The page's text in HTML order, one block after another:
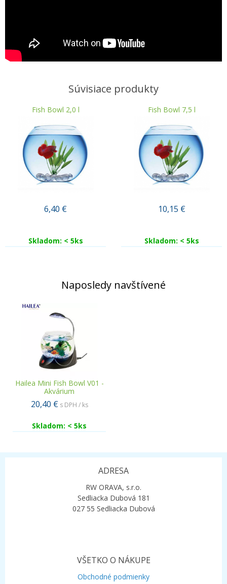
Súvisiace produkty
Fish Bowl 2,0 l
6,40 €
Skladom: < 5ks
Fish Bowl 7,5 l
10,15 €
Skladom: < 5ks
Naposledy navštívené
Hailea Mini Fish Bowl V01 -
Akvárium
20,40 € s DPH / ks
Skladom: < 5ks
ADRESA
RW ORAVA, s.r.o.
Sedliacka Dubová 181
027 55 Sedliacka Dubová
VŠETKO O NÁKUPE
Obchodné podmienky